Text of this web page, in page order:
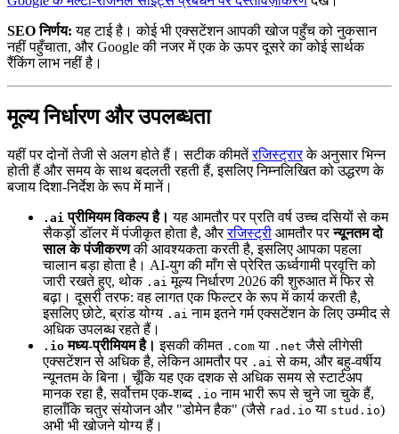
SEO निर्णय: यह टाई है। कोई भी एक्सटेंशन आपकी खोज पहुँच को नुकसान
नहीं पहुँचाता, और Google की नजर में एक के ऊपर दूसरे का कोई सार्थक
रैंकिंग लाभ नहीं है।
मूल्य निर्धारण और उपलब्धता
यहीं पर दोनों तेजी से अलग होते हैं। सटीक कीमतेंरजिस्ट्रारके अनुसार भिन्न
होती हैं और समय के साथ बदलती रहती हैं, इसलिए निम्नलिखित को उद्धरण के
बजाय दिशा-निर्देश के रूप में मानें।
.ai प्रीमियम विकल्प है। यह आमतौर पर प्रति वर्ष उच्च दसियों से कम
सैकड़ों डॉलर में पंजीकृत होता है, औररजिस्ट्री आमतौर परन्यूनतम दो
साल के पंजीकरणकी आवश्यकता करती है, इसलिए आपका पहला
चालान बड़ा होता है। AI-युग की माँग से प्रेरित ऊर्ध्वगामी प्रवृत्ति को
जारी रखते हुए, थोक .ai मूल्य निर्धारण 2026 की शुरुआत में फिर से
बढ़ा। दूसरी तरफ: वह लागत एक फिल्टर के रूप में कार्य करती है,
इसलिए छोटे, ब्रांड योग्य .ai नाम इतने गर्म एक्सटेंशन के लिए उम्मीद से
अधिक उपलब्ध रहते हैं।
.io मध्य-प्रीमियम है। इसकी कीमत .com या .net जैसे लीगेसी
एक्सटेंशन से अधिक है, लेकिन आमतौर पर .ai से कम, और बहु-वर्षीय
न्यूनतम के बिना। चूँकि यह एक दशक से अधिक समय से स्टार्टअप
मानक रहा है, सर्वोत्तम एक-शब्द .io नाम भारी रूप से चुने जा चुके हैं,
हालाँकि चतुर संयोजन और "डोमेन हैक" (जैसे rad.io या stud.io)
अभी भी खोजने योग्य हैं।